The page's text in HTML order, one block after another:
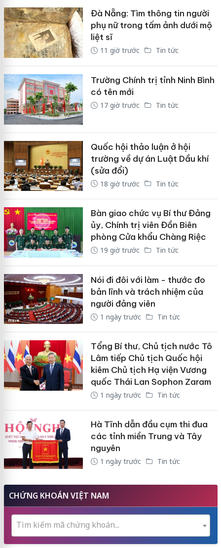
Đà Nẵng: Tìm thông tin người
phụ nữ trong tấm ảnh dưới mộ
liệt sĩ
11 giờ trước Tin tức
Trường Chính trị tỉnh Ninh Bình
có tên mới
17 giờ trước Tin tức
Quốc hội thảo luận ở hội
trường về dự án Luật Dầu khí
(sửa đổi)
18 giờ trước Tin tức
Bàn giao chức vụ Bí thư Đảng
ủy, Chính trị viên Đồn Biên
phòng Cửa khẩu Chàng Riệc
19 giờ trước Tin tức
Nói đi đôi với làm - thước đo
bản lĩnh và trách nhiệm của
người đảng viên
1 ngày trước Tin tức
Tổng Bí thư, Chủ tịch nước Tô
Lâm tiếp Chủ tịch Quốc hội
kiêm Chủ tịch Hạ viện Vương
quốc Thái Lan Sophon Zaram
1 ngày trước Tin tức
Hà Tĩnh dẫn đầu cụm thi đua
các tỉnh miền Trung và Tây
nguyên
1 ngày trước Tin tức
CHỨNG KHOÁN VIỆT NAM
Tìm kiếm mã chứng khoán...